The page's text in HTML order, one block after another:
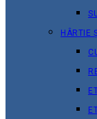
HÂRTIE